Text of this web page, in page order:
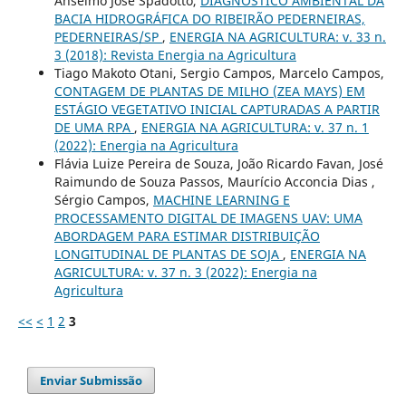
BACIA HIDROGRÁFICA DO RIBEIRÃO PEDERNEIRAS,
PEDERNEIRAS/SP , ENERGIA NA AGRICULTURA: v. 33 n.
3 (2018): Revista Energia na Agricultura
Tiago Makoto Otani, Sergio Campos, Marcelo Campos,
CONTAGEM DE PLANTAS DE MILHO (ZEA MAYS) EM
ESTÁGIO VEGETATIVO INICIAL CAPTURADAS A PARTIR
DE UMA RPA , ENERGIA NA AGRICULTURA: v. 37 n. 1
(2022): Energia na Agricultura
Flávia Luize Pereira de Souza, João Ricardo Favan, José
Raimundo de Souza Passos, Maurício Acconcia Dias ,
Sérgio Campos, MACHINE LEARNING E
PROCESSAMENTO DIGITAL DE IMAGENS UAV: UMA
ABORDAGEM PARA ESTIMAR DISTRIBUIÇÃO
LONGITUDINAL DE PLANTAS DE SOJA , ENERGIA NA
AGRICULTURA: v. 37 n. 3 (2022): Energia na
Agricultura
<< < 1 2 3
Enviar Submissão